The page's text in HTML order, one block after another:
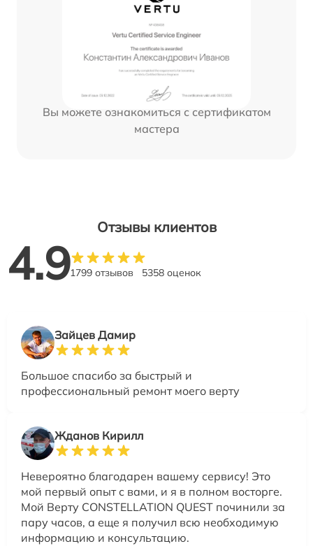
Вы можете ознакомиться с сертификатом
мастера
Отзывы клиентов
4.91799 отзывов 5358 оценок
Зайцев Дамир
Большое спасибо за быстрый и
профессиональный ремонт моего верту
Жданов Кирилл
Невероятно благодарен вашему сервису! Это
мой первый опыт с вами, и я в полном восторге.
Мой Верту CONSTELLATION QUEST починили за
пару часов, а еще я получил всю необходимую
информацию и консультацию.